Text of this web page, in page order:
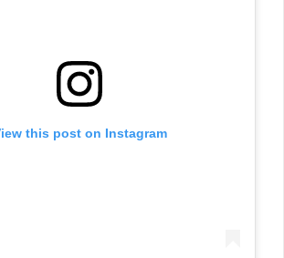
this post on Instagram